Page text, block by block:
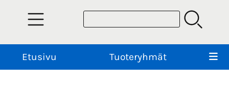
Etusivu Tuoteryhmät